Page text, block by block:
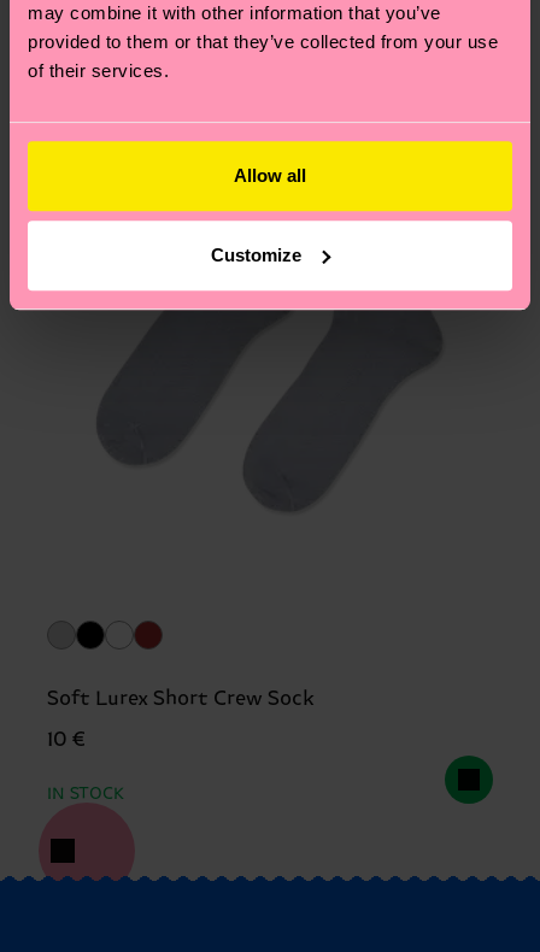
may combine it with other information that you’ve
provided to them or that they’ve collected from your use
of their services.
Allow all
Customize
Développement durable.
Vous avez des questions sur les retours ? Visitez
notre pageRetour
Nouveau
Soft Lurex Short Crew Sock
10 €
IN STOCK